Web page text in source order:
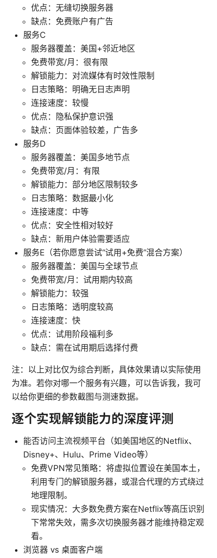
优点：无缝切换服务器
缺点：免费账户有广告
服务C
服务器覆盖：美国+邻近地区
免费带宽/月：很有限
解锁能力：对流媒体有时效性限制
日志策略：明确无日志声明
连接速度：较慢
优点：隐私保护意识强
缺点：页面体验较差，广告多
服务D
服务器覆盖：美国多地节点
免费带宽/月：有限
解锁能力：部分地区限制较多
日志策略：数据最小化
连接速度：中等
优点：安全性相对较好
缺点：新用户体验需要适应
服务E（若你愿意尝试“试用+免费”混合方案）
服务器覆盖：美国与全球节点
免费带宽/月：试用期内较高
解锁能力：较强
日志策略：透明度较高
连接速度：快
优点：试用阶段福利多
缺点：需在试用期后选择付费
注：以上对比仅为综合判断，具体效果请以实际使用
为准。若你对哪一个服务有兴趣，可以告诉我，我可
以给你更细的参数截图与测速数据。
逐个实现解锁能力的深度评测
能否访问主流视频平台（如美国地区的Netflix、
Disney+、Hulu、Prime Video等）
免费VPN常见策略：将虚拟位置设在美国本土，
利用专门的解锁服务器，或混合代理的方式绕过
地理限制。
现实情况：大多数免费方案在Netflix等高压识别
下常常失效，需多次切换服务器才能维持稳定观
看。
浏览器 vs 桌面客户端